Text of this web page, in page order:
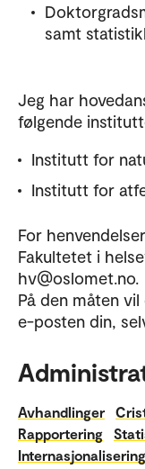
samt
Jeg har
følgende
Institutt for
Institutt for
For
Fakultetet i
hv@oslomet.no.
På den måten
e-posten din,
Avhandlinger
Rapportering
Internasjonalisering